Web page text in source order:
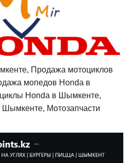
Продажа мотоциклов
мопедов Honda в
Honda в Шымкенте,
Мотозапчасти